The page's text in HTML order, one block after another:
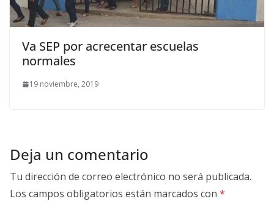
Va SEP por acrecentar escuelas
normales
19 noviembre, 2019
Deja un comentario
Tu dirección de correo electrónico no será publicada.
Los campos obligatorios están marcados con *